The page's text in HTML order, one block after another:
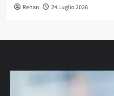
Renan 24 Luglio 2026